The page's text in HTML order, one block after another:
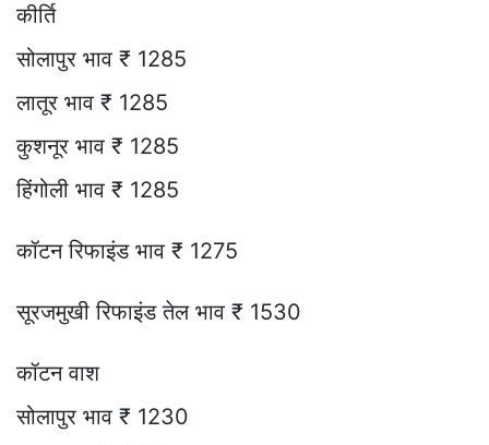
कीर्ति
सोलापुर भाव ₹ 1285
लातूर भाव ₹ 1285
कुशनूर भाव ₹ 1285
हिंगोली भाव ₹ 1285
कॉटन रिफाइंड भाव ₹ 1275
सूरजमुखी रिफाइंड तेल भाव ₹ 1530
कॉटन वाश
सोलापुर भाव ₹ 1230